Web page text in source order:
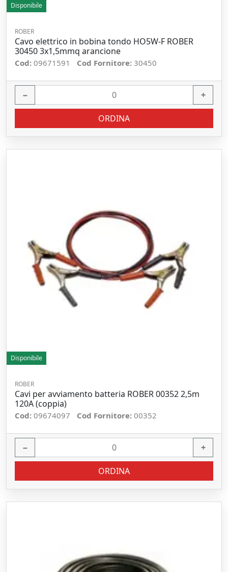
Disponibile
ROBER
Cavo elettrico in bobina tondo HO5W-F ROBER
30450 3x1,5mmq arancione
Cod: 09671591 Cod Fornitore: 30450
− +
ORDINA
Disponibile
ROBER
Cavi per avviamento batteria ROBER 00352 2,5m
120A (coppia)
Cod: 09674097 Cod Fornitore: 00352
− +
ORDINA